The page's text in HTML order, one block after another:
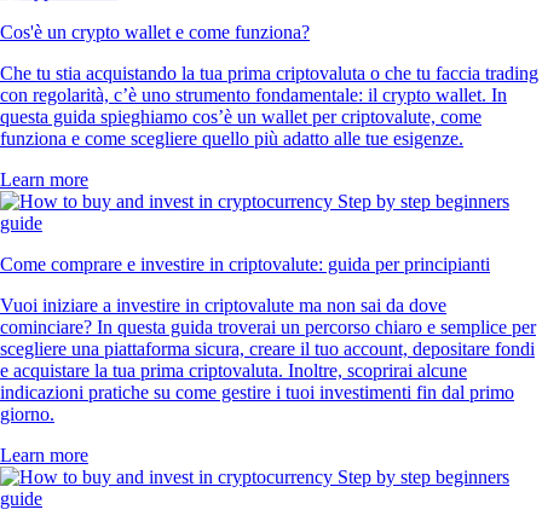
Cos'è un crypto wallet e come funziona?
Che tu stia acquistando la tua prima criptovaluta o che tu faccia trading
con regolarità, c’è uno strumento fondamentale: il crypto wallet. In
questa guida spieghiamo cos’è un wallet per criptovalute, come
funziona e come scegliere quello più adatto alle tue esigenze.
Learn more
Come comprare e investire in criptovalute: guida per principianti
Vuoi iniziare a investire in criptovalute ma non sai da dove
cominciare? In questa guida troverai un percorso chiaro e semplice per
scegliere una piattaforma sicura, creare il tuo account, depositare fondi
e acquistare la tua prima criptovaluta. Inoltre, scoprirai alcune
indicazioni pratiche su come gestire i tuoi investimenti fin dal primo
giorno.
Learn more